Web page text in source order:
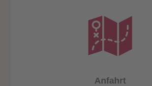
Anfahrt